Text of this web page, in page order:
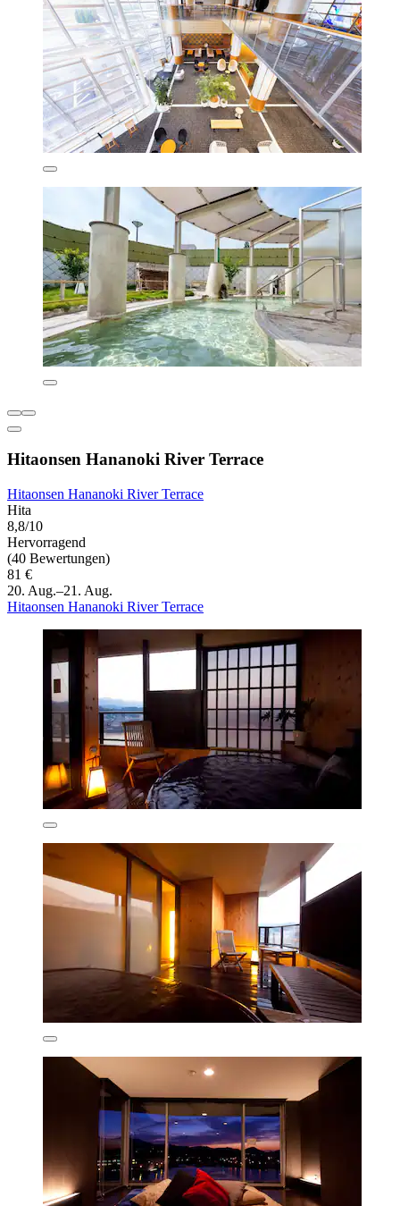
Hitaonsen Hananoki River Terrace
Hitaonsen Hananoki River Terrace
Hita
8,8/10
Hervorragend
(40 Bewertungen)
81 €
20. Aug.–21. Aug.
Hitaonsen Hananoki River Terrace